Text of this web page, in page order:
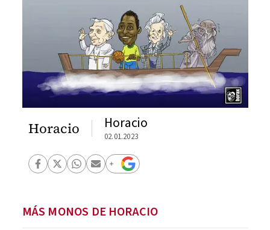
Horacio Horacio
02.01.2023
MÁS MONOS DE HORACIO